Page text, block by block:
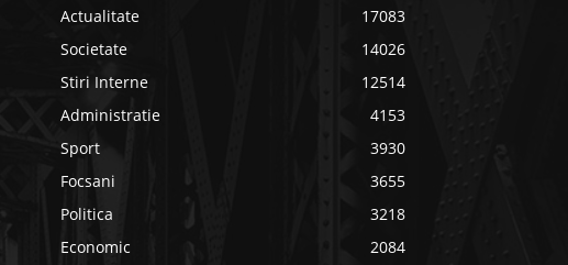
Actualitate
17083
Societate
14026
Stiri Interne
12514
Administratie
4153
Sport
3930
Focsani
3655
Politica
3218
Economic
2084